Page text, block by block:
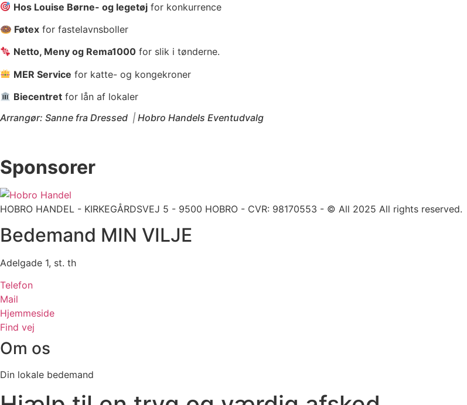
Hos Louise Børne- og legetøj for konkurrence
🍩 Føtex for fastelavnsboller
Netto, Meny og Rema1000 for slik i tønderne.
MER Service for katte- og kongekroner
Biecentret for lån af lokaler
Arrangør: Sanne fra Dressed | Hobro Handels Eventudvalg
Sponsorer
HOBRO HANDEL - KIRKEGÅRDSVEJ 5 - 9500 HOBRO - CVR: 98170553 - © All 2025 All rights reserved.
Bedemand MIN VILJE
Adelgade 1, st. th
Telefon
Mail
Hjemmeside
Find vej
Om os
Din lokale bedemand